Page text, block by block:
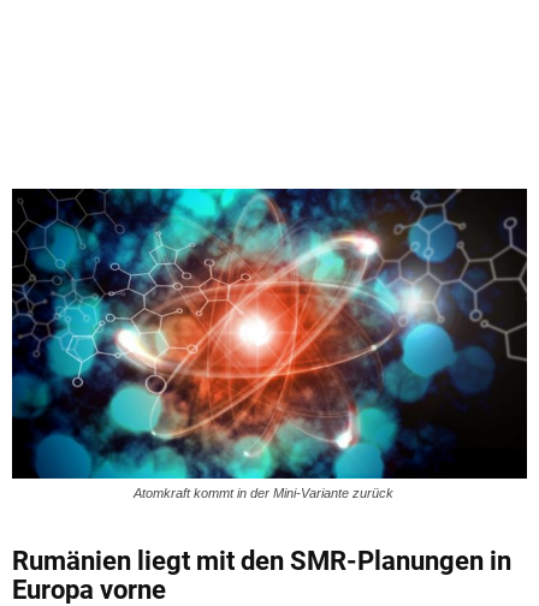
Atomkraft kommt in der Mini-Variante zurück
Rumänien liegt mit den SMR-Planungen in
Europa vorne